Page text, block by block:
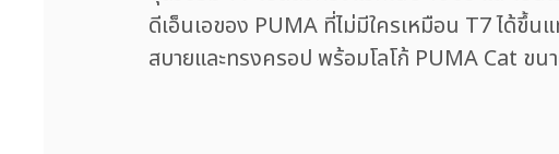
ดีเอ็นเอของ PUMA ที่ไม่มีใครเหมือน T7 ได้ขึ้
สบายและทรงครอป พร้อมโลโก้ PUMA Cat ข